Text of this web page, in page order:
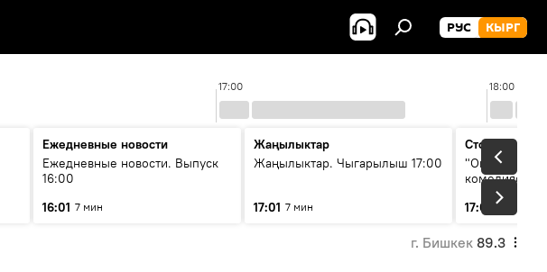
РУС КЫРГ
17:00 18:00
Ежедневные новости
Ежедневные новости. Выпуск
16:00
16:01 7 мин
Жаңылыктар
Жаңылыктар. Чыгарылыш 17:00
17:01 7 мин
Стоп кадр
"Окен ава" —
комедиясы
17:08
г. Бишкек 89.3